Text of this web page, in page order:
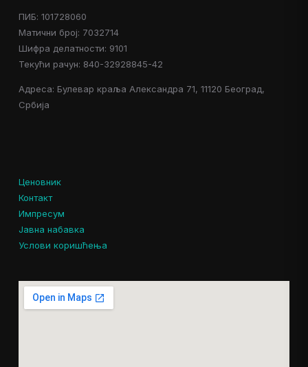
ПИБ: 101728060
Матични број: 7032714
Шифра делатности: 9101
Текући рачун: 840-32928845-42
Адреса: Булевар краља Александра 71, 11120 Београд,
Србија
Ценовник
Контакт
Импресум
Јавна набавка
Услови коришћења